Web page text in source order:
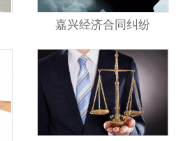
嘉兴经济合同纠纷